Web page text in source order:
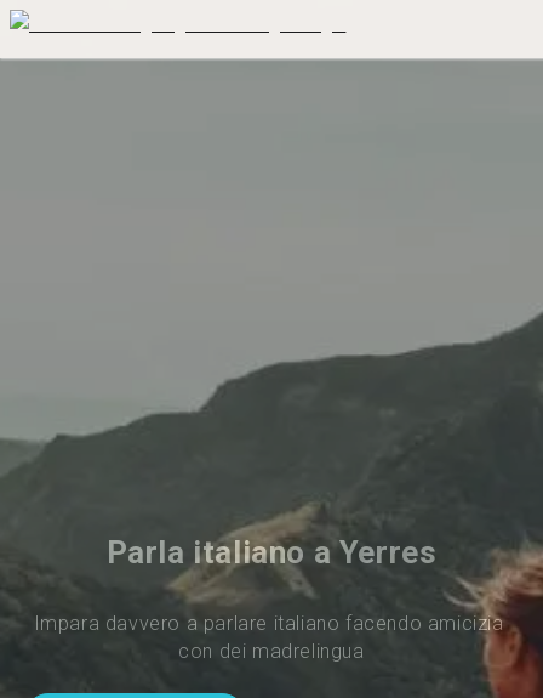
Parla italiano a Yerres
Impara davvero a parlare italiano facendo amicizia
con dei madrelingua